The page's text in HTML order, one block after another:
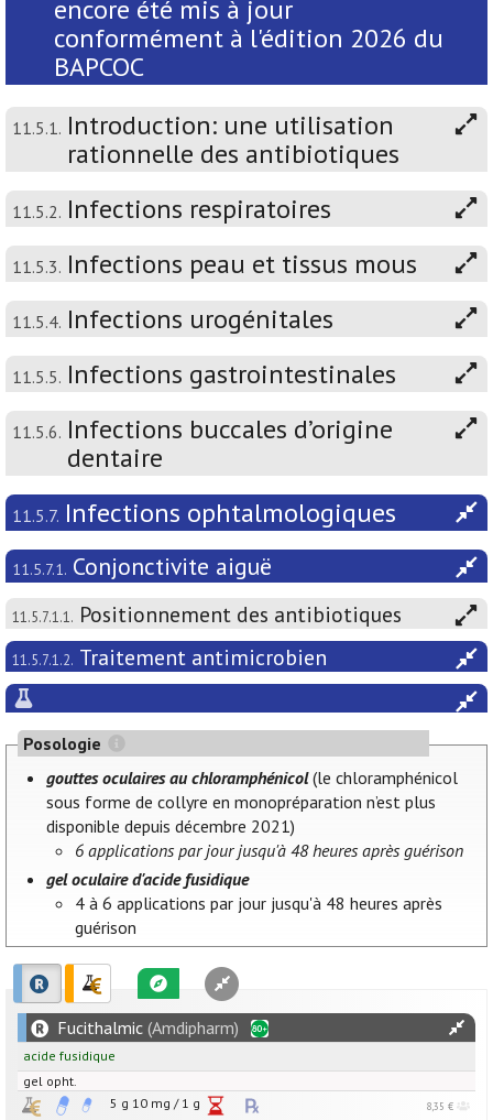
encore été mis à jour
conformément à l'édition 2026 du
BAPCOC
11.5.1. Introduction: une utilisation
rationnelle des antibiotiques
11.5.2. Infections respiratoires
11.5.3. Infections peau et tissus mous
11.5.4. Infections urogénitales
11.5.5. Infections gastrointestinales
11.5.6. Infections buccales d’origine
dentaire
11.5.7. Infections ophtalmologiques
11.5.7.1. Conjonctivite aiguë
11.5.7.1.1. Positionnement des antibiotiques
11.5.7.1.2. Traitement antimicrobien
Posologie
gouttes oculaires au chloramphénicol(le chloramphénicol
sous forme de collyre en monopréparation n’est plus
disponible depuis décembre 2021)
6 applications par jour jusqu'à 48 heures après guérison
gel oculaire d'acide fusidique
4 à 6 applications par jour jusqu'à 48 heures après
guérison
Fucithalmic (Amdipharm)
acide fusidique
gel opht.
5 g 10 mg / 1 g 8,35 €